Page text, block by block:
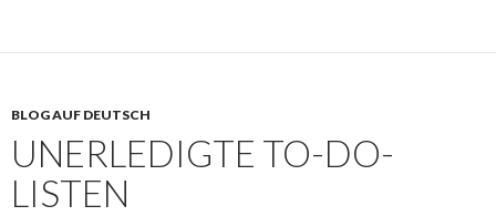
BLOG AUF DEUTSCH
UNERLEDIGTE TO-DO-
LISTEN